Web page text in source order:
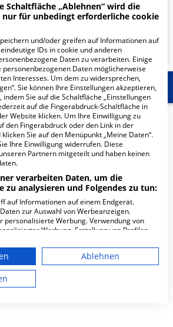
KLINIKEN FINDEN
Klinik Weitere Fachabteilungen
Klinikum gGmbH in der Henry-
2 ist ein mittelgroßes Krankenhaus
Kapazität von 615 Betten werden in
pro Jahr etwa
Fälle behandelt und therapiert.
Schaltfläche „Ablehnen“ wird die
für unbedingt erforderliche cookie
und/oder greifen auf Informationen auf
IDs in cookie und anderen
Daten zu verarbeiten. Einige
Daten möglicherweise
Interesses. Um dem zu widersprechen,
Sie können Ihre Einstellungen akzeptieren,
Sie auf die Schaltfläche „Einstellungen
auf die Fingerabdruck-Schaltfläche in
Website klicken. Um Ihre Einwilligung zu
den Fingerabdruck oder den Link in der
Sie auf den Menüpunkt „Meine Daten“.
Ihre Einwilligung widerrufen. Diese
Partnern mitgeteilt und haben keinen
verarbeiten Daten, um die
zu analysieren und Folgendes zu tun:
auf Informationen auf einem Endgerät.
zur Auswahl von Werbeanzeigen.
personalisierte Werbung. Verwendung von
Werbung. Erstellung von Profilen
der Werbeleistung. Messung der
Analyse von Zielgruppen durch Statistiken
aus verschiedenen Quellen. Entwicklung
Verwendung reduzierter Daten zur
Richtlinie gelten ausschließlich für diese
Ablehnen